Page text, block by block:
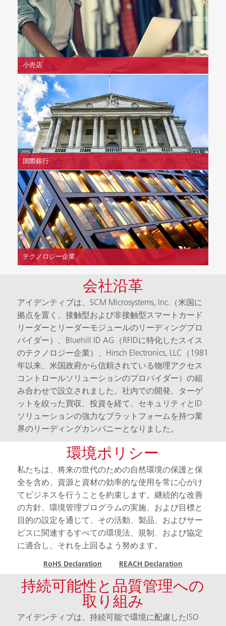
小売店
国際銀行
テクノロジー企業
会社沿革
アイデンティブは、SCM Microsystems, Inc.（米国に
拠点を置く、接触型および非接触型スマートカード
リーダーとリーダーモジュールのリーディングプロ
バイダー）、Bluehill ID AG（RFIDに特化したスイス
のテクノロジー企業）、Hirsch Electronics, LLC（1981
年以来、米国政府から信頼されている物理アクセス
コントロールソリューションのプロバイダー）の組
み合わせで設立されました。社内での開発、ターゲ
ットを絞った買収、投資を経て、セキュリティとID
ソリューションの強力なプラットフォームを持つ業
界のリーディングカンパニーとなりました。
環境ポリシー
私たちは、将来の世代のための自然環境の保護と保
全を含め、資源と資材の効率的な使用を常に心がけ
てビジネスを行うことを約束します。継続的な改善
の方針、環境管理プログラムの実施、および目標と
目的の設定を通じて、その活動、製品、およびサー
ビスに関連するすべての環境法、規制、および協定
に適合し、それを上回るよう努めます。
RoHS Declaration REACH Declaration
持続可能性と品質管理への
取り組み
アイデンティブは、持続可能で環境に配慮したISO